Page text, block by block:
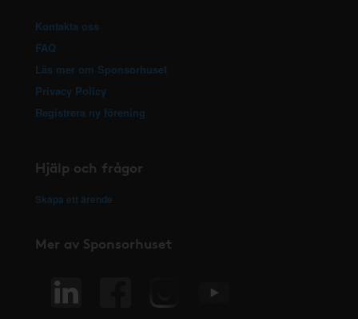
Kontakta oss
FAQ
Läs mer om Sponsorhuset
Privacy Policy
Registrera ny förening
Hjälp och frågor
Skapa ett ärende
Mer av Sponsorhuset